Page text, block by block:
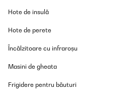
Hote de insulă
Hote de perete
Încălzitoare cu infraroșu
Masini de gheata
Frigidere pentru băuturi